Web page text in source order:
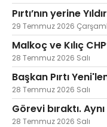
Pırtı’nın yerine
29 Temmuz 2026
Malkoç ve Kılıç
28 Temmuz 2026 Salı
Başkan Pırtı
28 Temmuz 2026 Salı
Görevi bıraktı.
28 Temmuz 2026 Salı